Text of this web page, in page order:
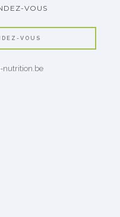
VOUS
VOUS
nutrition.be